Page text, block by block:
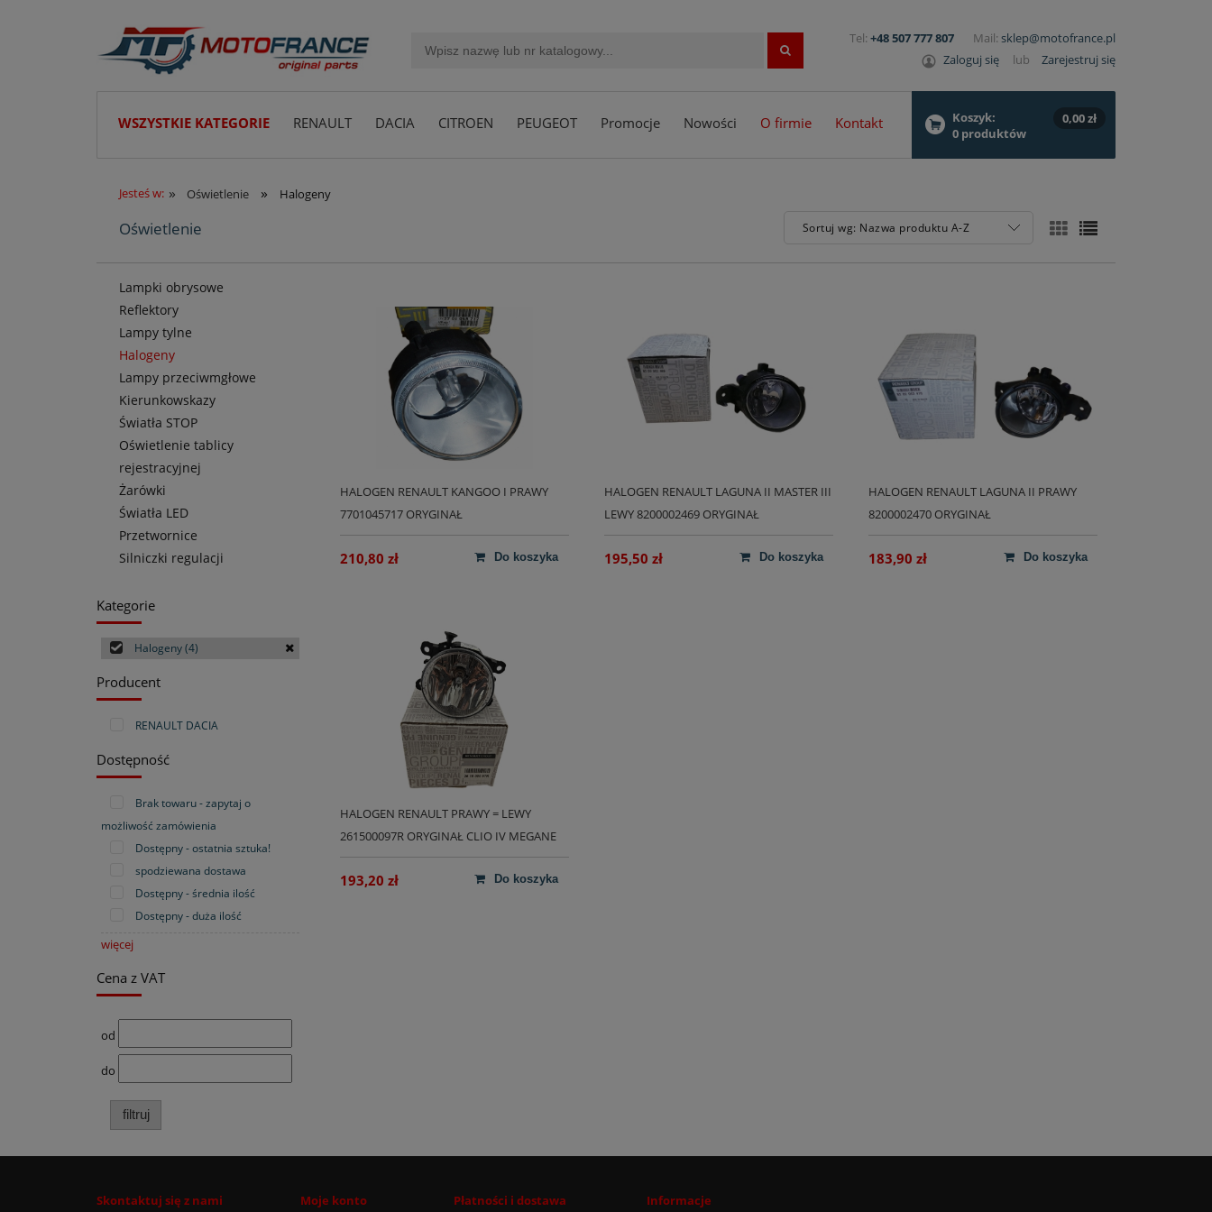
Tel: +48 507 777 807 Mail: sklep@motofrance.pl
Zaloguj się
lub Zarejestruj się
WSZYSTKIE KATEGORIE RENAULT DACIA CITROEN PEUGEOT Promocje Nowości O firmie Kontakt
Koszyk:
0 produktów
0,00 zł
Jesteś w: » Oświetlenie » Halogeny
Oświetlenie
Lampki obrysowe
Reflektory
Lampy tylne
Halogeny
Lampy przeciwmgłowe
Kierunkowskazy
Światła STOP
Oświetlenie tablicy
rejestracyjnej
Żarówki
Światła LED
Przetwornice
Silniczki regulacji
Kategorie
Halogeny(4)
Producent
RENAULT DACIA
Dostępność
Brak towaru - zapytaj o
możliwość zamówienia
Dostępny - ostatnia sztuka!
spodziewana dostawa
Dostępny - średnia ilość
Dostępny - duża ilość
więcej
Cena z VAT
od
do
filtruj
Sortuj wg: Nazwa produktu A-Z
HALOGEN RENAULT KANGOO I PRAWY
7701045717 ORYGINAŁ
210,80 zł do koszyka
HALOGEN RENAULT LAGUNA II MASTER III
LEWY 8200002469 ORYGINAŁ
195,50 zł do koszyka
HALOGEN RENAULT LAGUNA II PRAWY
8200002470 ORYGINAŁ
183,90 zł do koszyka
HALOGEN RENAULT PRAWY = LEWY
261500097R ORYGINAŁ CLIO IV MEGANE
IV
193,20 zł do koszyka
Skontaktuj się z nami Moje konto Płatności i dostawa Informacje